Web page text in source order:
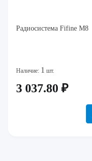
Радиосистема Fifine M8
Наличие: 1 шт.
3 037.80 ₽